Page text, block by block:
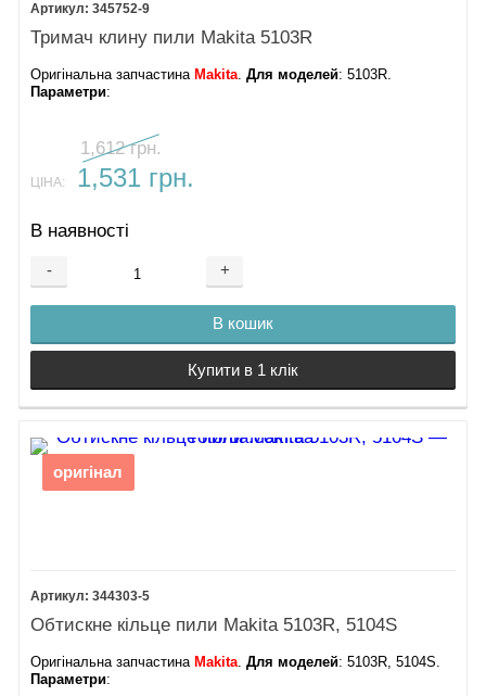
345752-9
Тримач клину пили Makita 5103R
Оригінальна запчастина Makita.Для моделей: 5103R.
Параметри:
1,612 грн.
ЦІНА: 1,531 грн.
В наявності
- +
В кошик
Купити в 1 клік
оригінал
344303-5
Обтискне кільце пили Makita 5103R, 5104S
Оригінальна запчастина Makita.Для моделей: 5103R, 5104S.
Параметри: